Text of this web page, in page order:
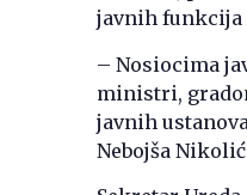
javnih funkcija
– Nosiocima
ministri,
javnih
Nebojša